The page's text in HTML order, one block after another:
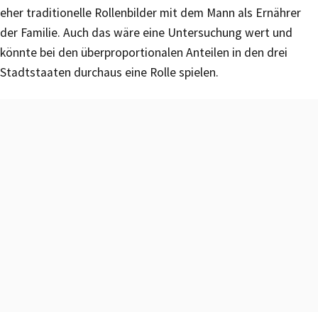
eher traditionelle Rollenbilder mit dem Mann als Ernährer
der Familie. Auch das wäre eine Untersuchung wert und
könnte bei den überproportionalen Anteilen in den drei
Stadtstaaten durchaus eine Rolle spielen.